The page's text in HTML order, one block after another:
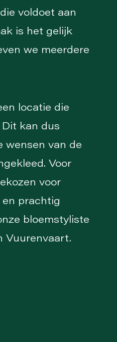
voldoet aan
is het gelijk
we meerdere
locatie die
Dit kan dus
wensen van de
Voor
voor
prachtig
bloemstyliste
Vuurenvaart.